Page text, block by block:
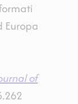
Europa
of